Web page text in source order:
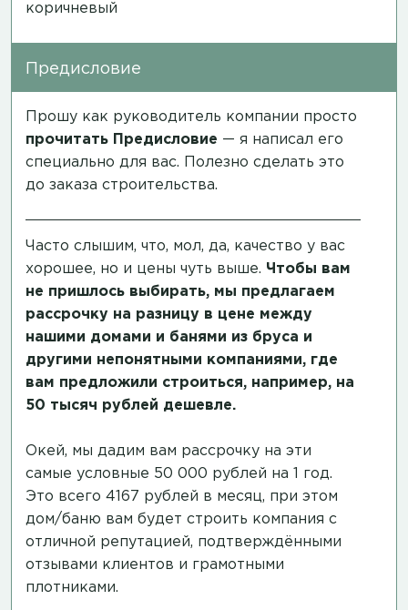
коричневый
Предисловие
Прошу как руководитель компании просто
прочитать Предисловие — я написал его
специально для вас. Полезно сделать это
до заказа строительства.
Часто слышим, что, мол, да, качество у вас
хорошее, но и цены чуть выше. Чтобы вам
не пришлось выбирать, мы предлагаем
рассрочку на разницу в цене между
нашими домами и банями из бруса и
другими непонятными компаниями, где
вам предложили строиться, например, на
50 тысяч рублей дешевле.
Окей, мы дадим вам рассрочку на эти
самые условные 50 000 рублей на 1 год.
Это всего 4167 рублей в месяц, при этом
дом/баню вам будет строить компания с
отличной репутацией, подтверждёнными
отзывами клиентов и грамотными
плотниками.